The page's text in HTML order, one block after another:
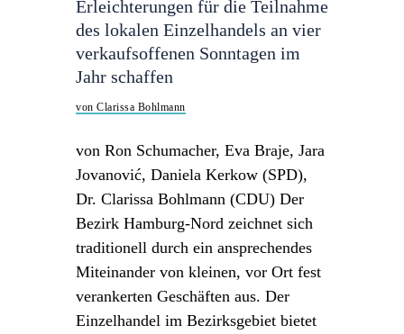
Erleichterungen für die Teilnahme
des lokalen Einzelhandels an vier
verkaufsoffenen Sonntagen im
Jahr schaffen
von Clarissa Bohlmann
von Ron Schumacher, Eva Braje, Jara
Jovanović, Daniela Kerkow (SPD),
Dr. Clarissa Bohlmann (CDU) Der
Bezirk Hamburg-Nord zeichnet sich
traditionell durch ein ansprechendes
Miteinander von kleinen, vor Ort fest
verankerten Geschäften aus. Der
Einzelhandel im Bezirksgebiet bietet